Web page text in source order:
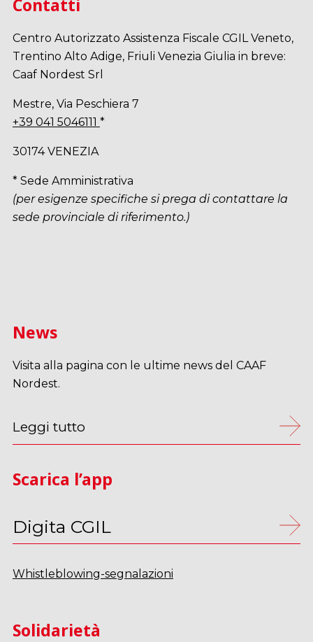
Contatti
Centro Autorizzato Assistenza Fiscale CGIL Veneto,
Trentino Alto Adige, Friuli Venezia Giulia in breve:
Caaf Nordest Srl
Mestre, Via Peschiera 7
+39 041 5046111 *
30174 VENEZIA
* Sede Amministrativa
(per esigenze specifiche si prega di contattare la
sede provinciale di riferimento.)
News
Visita alla pagina con le ultime news del CAAF
Nordest.
Leggi tutto
Scarica l’app
Digita CGIL
Whistleblowing-segnalazioni
Solidarietà